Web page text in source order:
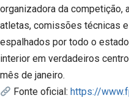
organizadora da competição,
atletas, comissões técnicas
espalhados por todo o
interior em verdadeiros
mês de janeiro.
Fonte oficial: https://